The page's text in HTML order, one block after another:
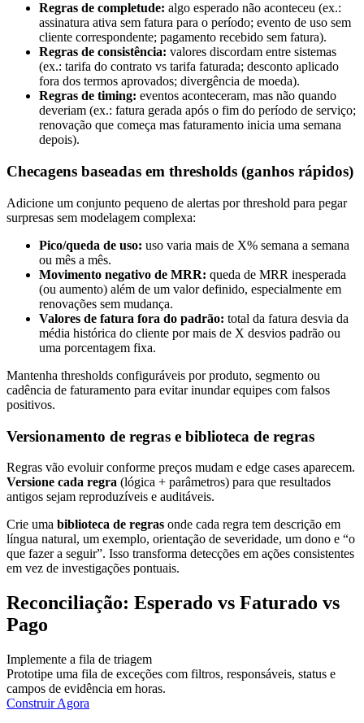
Regras de completude: algo esperado não aconteceu (ex.:
assinatura ativa sem fatura para o período; evento de uso sem
cliente correspondente; pagamento recebido sem fatura).
Regras de consistência: valores discordam entre sistemas
(ex.: tarifa do contrato vs tarifa faturada; desconto aplicado
fora dos termos aprovados; divergência de moeda).
Regras de timing: eventos aconteceram, mas não quando
deveriam (ex.: fatura gerada após o fim do período de serviço;
renovação que começa mas faturamento inicia uma semana
depois).
Checagens baseadas em thresholds (ganhos rápidos)
Adicione um conjunto pequeno de alertas por threshold para pegar
surpresas sem modelagem complexa:
Pico/queda de uso: uso varia mais de X% semana a semana
ou mês a mês.
Movimento negativo de MRR: queda de MRR inesperada
(ou aumento) além de um valor definido, especialmente em
renovações sem mudança.
Valores de fatura fora do padrão: total da fatura desvia da
média histórica do cliente por mais de X desvios padrão ou
uma porcentagem fixa.
Mantenha thresholds configuráveis por produto, segmento ou
cadência de faturamento para evitar inundar equipes com falsos
positivos.
Versionamento de regras e biblioteca de regras
Regras vão evoluir conforme preços mudam e edge cases aparecem.
Versione cada regra (lógica + parâmetros) para que resultados
antigos sejam reproduzíveis e auditáveis.
Crie uma biblioteca de regras onde cada regra tem descrição em
língua natural, um exemplo, orientação de severidade, um dono e “o
que fazer a seguir”. Isso transforma detecções em ações consistentes
em vez de investigações pontuais.
Reconciliação: Esperado vs Faturado vs
Pago
Implemente a fila de triagem
Prototipe uma fila de exceções com filtros, responsáveis, status e
campos de evidência em horas.
Construir Agora